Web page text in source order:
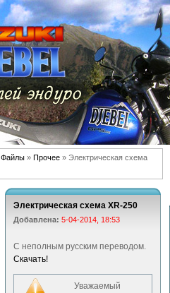
Файлы » Прочее » Электрическая схема
Электрическая схема XR-250
Добавлена: 5-04-2014, 18:53
C неполным русским переводом.
Скачать!
Уважаемый